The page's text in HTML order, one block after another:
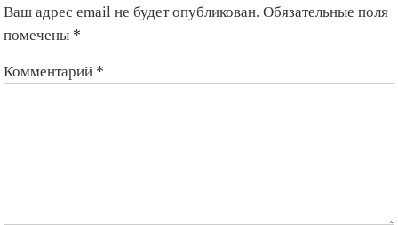
Ваш адрес email не будет опубликован. Обязательные поля
помечены *
Комментарий *